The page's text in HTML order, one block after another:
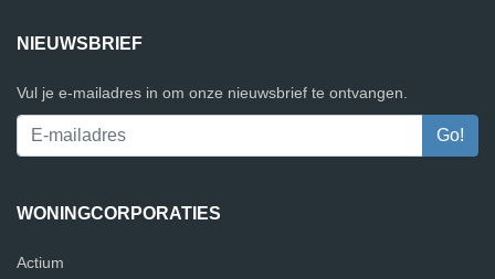
NIEUWSBRIEF
Vul je e-mailadres in om onze nieuwsbrief te ontvangen.
WONINGCORPORATIES
Actium